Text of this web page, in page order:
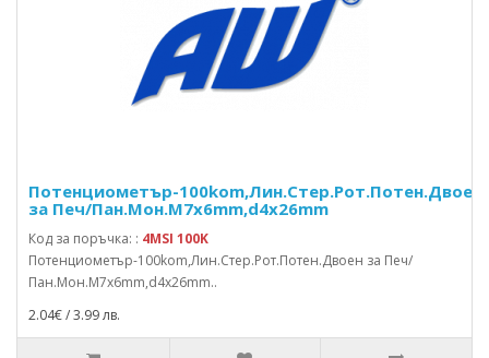
Потенциометър-100kom,Лин.Стер.Рот.Потен.Двоен
за Печ/Пан.Мон.M7x6mm,d4x26mm
Код за поръчка: : 4MSI 100K
Потенциометър-100kom,Лин.Стер.Рот.Потен.Двоен за Печ/
Пан.Мон.M7x6mm,d4x26mm..
2.04€ / 3.99 лв.